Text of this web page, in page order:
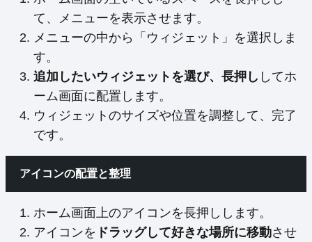
て、メニューを表示させます。
メニューの中から「ウィジェット」を選択しま
す。
追加したいウィジェットを選び、長押し してホ
ーム画面に配置します。
ウィジェットのサイズや位置を調整して、完了
です。
アイコンの配置と整理
ホーム画面上のアイコンを長押しします。
アイコンを ドラッグして好きな場所に移動させ